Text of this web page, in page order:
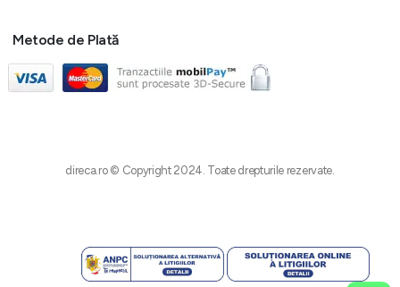
Metode de Plată
direca.ro © Copyright 2024. Toate drepturile rezervate.